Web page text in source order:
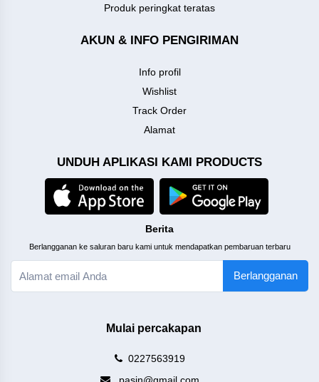
Produk peringkat teratas
AKUN & INFO PENGIRIMAN
Info profil
Wishlist
Track Order
Alamat
UNDUH APLIKASI KAMI PRODUCTS
Berita
Berlangganan ke saluran baru kami untuk mendapatkan pembaruan terbaru
Berlangganan
Mulai percakapan
0227563919